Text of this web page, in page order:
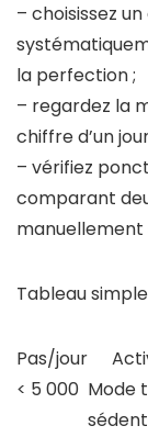
– choisissez
la perfection ;
– regardez la
chiffre d’un
– vérifiez
comparant
manuellement
Tableau
Pas/jour
< 5 000 Mode